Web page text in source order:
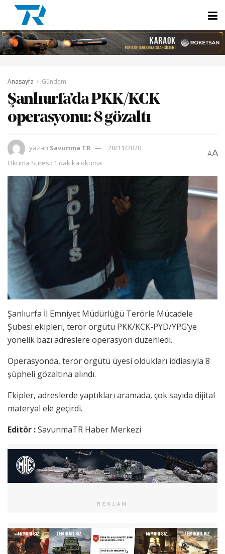
Anasayfa Gündem
Şanlıurfa’da PKK/KCK
operasyonu: 8 gözaltı
yazan Savunma TR
28/11/2020
Okuma Süresi: 1 dakika okuma
AA
Şanlıurfa İl Emniyet Müdürlüğü Terörle Mücadele
Şubesi ekipleri, terör örgütü PKK/KCK-PYD/YPG’ye
yönelik bazı adreslere operasyon düzenledi.
Operasyonda, terör örgütü üyesi oldukları iddiasıyla 8
şüpheli gözaltına alındı.
Ekipler, adreslerde yaptıkları aramada, çok sayıda dijital
materyal ele geçirdi.
Editör :SavunmaTR Haber Merkezi
REKLAM